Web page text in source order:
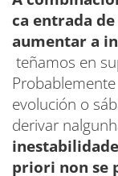
ca entrada
aumentar a
teñamos en
evolución o
derivar
priori non se